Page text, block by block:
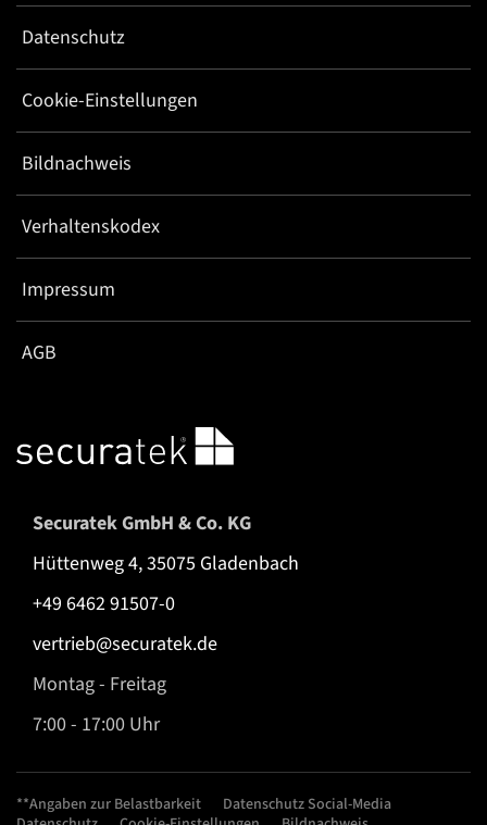
Datenschutz
Cookie-Einstellungen
Bildnachweis
Verhaltenskodex
Impressum
AGB
Securatek GmbH & Co. KG
Hüttenweg 4, 35075 Gladenbach
+49 6462 91507-0
vertrieb@securatek.de
Montag - Freitag
7:00 - 17:00 Uhr
**Angaben zur Belastbarkeit
Datenschutz Social-Media